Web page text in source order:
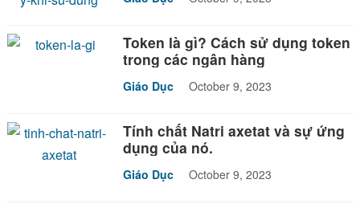
Token là gì? Cách sử dụng token
trong các ngân hàng
Giáo Dục October 9, 2023
Tính chất Natri axetat và sự ứng
dụng của nó.
Giáo Dục October 9, 2023